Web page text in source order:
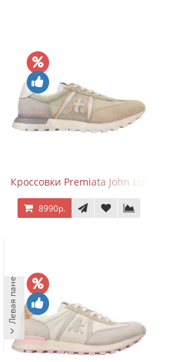
Кроссовки Premiata John Low Sand
8990р.
Левая панель